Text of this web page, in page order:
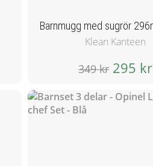
Klean Kanteen
349 kr295 kr